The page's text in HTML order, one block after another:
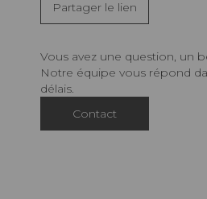
Partager le lien
Vous avez une question, un
Notre équipe vous répond
délais.
Contact